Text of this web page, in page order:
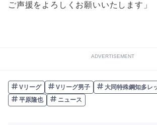
ご声援をよろしくお願いいたします」
ADVERTISEMENT
Vリーグ Vリーグ男子
大同特殊鋼知多レ
平原隆也
ニュース